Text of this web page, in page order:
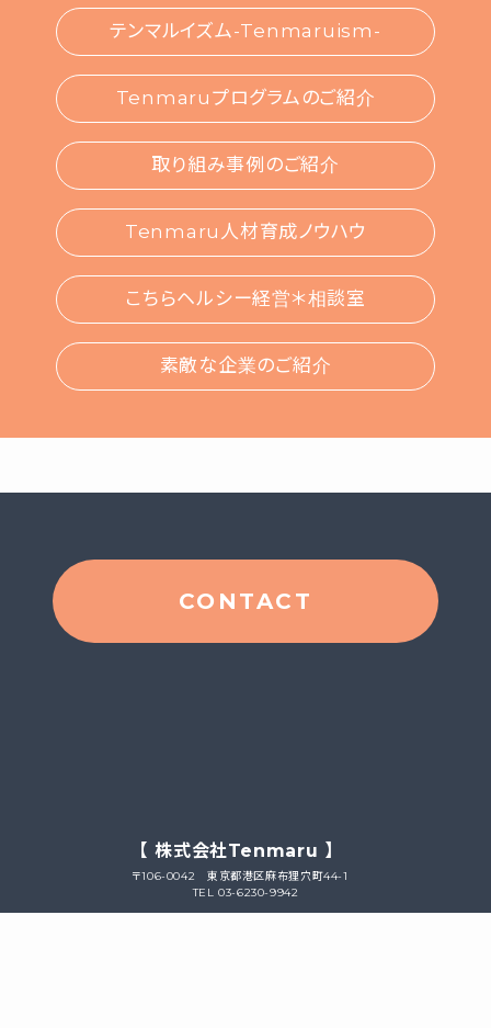
テンマルイズム-Tenmaruism-
Tenmaruプログラムのご紹介
取り組み事例のご紹介
Tenmaru人材育成ノウハウ
こちらヘルシー経営＊相談室
素敵な企業のご紹介
CONTACT
【 株式会社Tenmaru 】
〒106-0042 東京都港区麻布狸穴町44-1